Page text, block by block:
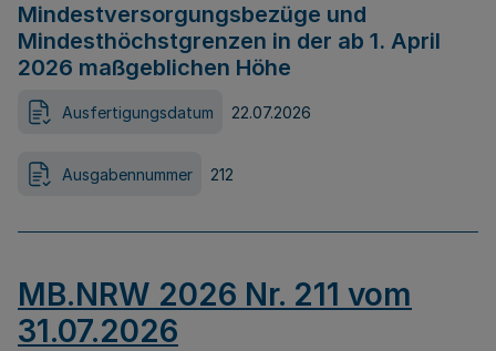
Mindestversorgungsbezüge und
Mindesthöchstgrenzen in der ab 1. April
2026 maßgeblichen Höhe
Ausfertigungsdatum 22.07.2026
Ausgabennummer 212
MB.NRW 2026 Nr. 211 vom
31.07.2026